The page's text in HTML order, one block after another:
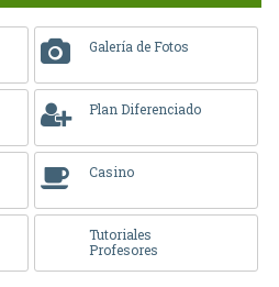
Galería de Fotos
Plan Diferenciado
Casino
Tutoriales
Profesores